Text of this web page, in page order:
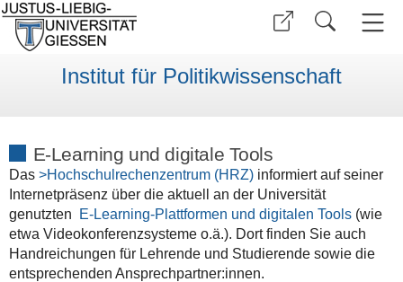
Institut für Politikwissenschaft
E-Learning und digitale Tools
Das >Hochschulrechenzentrum (HRZ)informiert auf seiner
Internetpräsenz über die aktuell an der Universität
genutzten
E-Learning-Plattformen und digitalen Tools (wie
etwa Videokonferenzsysteme o.ä.). Dort finden Sie auch
Handreichungen für Lehrende und Studierende sowie die
entsprechenden Ansprechpartner:innen.